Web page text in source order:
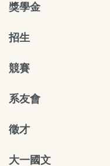
獎學金
招生
競賽
系友會
徵才
大一國文